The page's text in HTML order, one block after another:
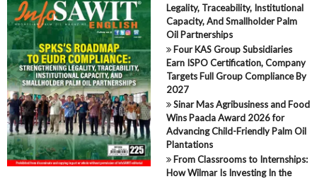
Legality, Traceability, Institutional
Capacity, And Smallholder Palm
Oil Partnerships
Four KAS Group Subsidiaries
Earn ISPO Certification, Company
Targets Full Group Compliance By
2027
Sinar Mas Agribusiness and Food
Wins Paacla Award 2026 for
Advancing Child-Friendly Palm Oil
Plantations
From Classrooms to Internships:
How Wilmar Is Investing In the